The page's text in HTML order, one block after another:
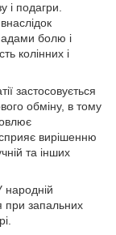
і подагри.
болю і
колінних і
застосовується
обміну, в тому
сприяє вирішенню
та інших
при запальних